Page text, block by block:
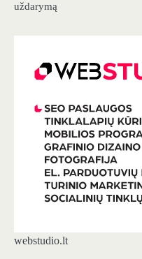
uždarymą
webstudio.lt